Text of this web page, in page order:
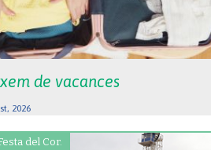
de vacances
2026
del Cor.